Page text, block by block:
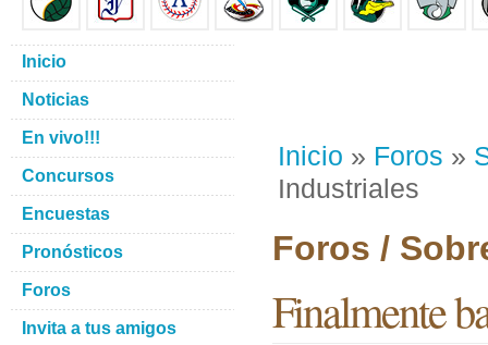
Inicio » Foros »
Industriales
Foros /
Finalmente
Inicio
Noticias
En vivo!!!
Concursos
Encuestas
Pronósticos
Foros
Invita a tus amigos